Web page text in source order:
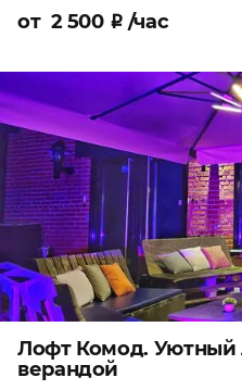
от 2 500 ₽ /час
Лофт Комод. Уютный
верандой